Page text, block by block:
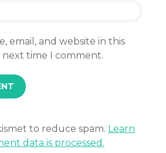
email, and website in this
time I comment.
to reduce spam. Learn
data is processed.